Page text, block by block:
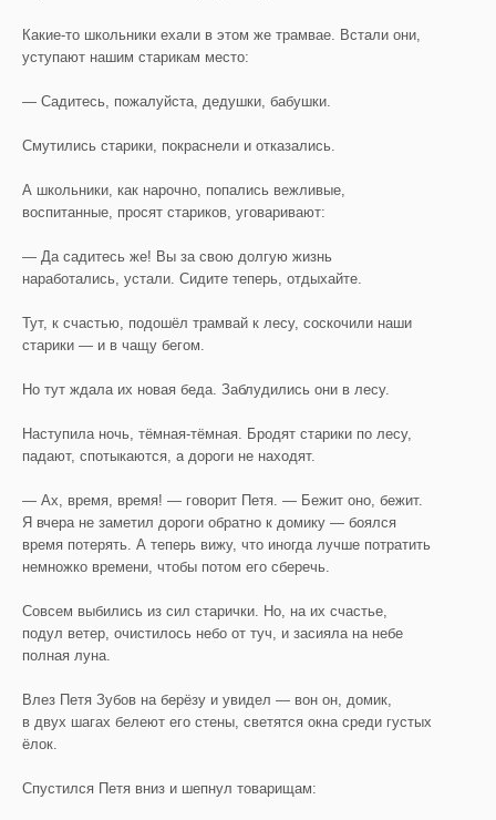
Какие-то школьники ехали в этом же трамвае. Встали они,
уступают нашим старикам место:
— Садитесь, пожалуйста, дедушки, бабушки.
Смутились старики, покраснели и отказались.
А школьники, как нарочно, попались вежливые,
воспитанные, просят стариков, уговаривают:
— Да садитесь же! Вы за свою долгую жизнь
наработались, устали. Сидите теперь, отдыхайте.
Тут, к счастью, подошёл трамвай к лесу, соскочили наши
старики — и в чащу бегом.
Но тут ждала их новая беда. Заблудились они в лесу.
Наступила ночь, тёмная-тёмная. Бродят старики по лесу,
падают, спотыкаются, а дороги не находят.
— Ах, время, время! — говорит Петя. — Бежит оно, бежит.
Я вчера не заметил дороги обратно к домику — боялся
время потерять. А теперь вижу, что иногда лучше потратить
немножко времени, чтобы потом его сберечь.
Совсем выбились из сил старички. Но, на их счастье,
подул ветер, очистилось небо от туч, и засияла на небе
полная луна.
Влез Петя Зубов на берёзу и увидел — вон он, домик,
в двух шагах белеют его стены, светятся окна среди густых
ёлок.
Спустился Петя вниз и шепнул товарищам: